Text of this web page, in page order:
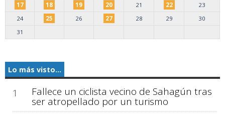
17
18 19 20 21 22
23
24
25 26 27 28 29
30
31
Lo más visto...
1 Fallece un ciclista vecino de Sahagún tras
ser atropellado por un turismo